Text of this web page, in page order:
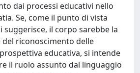
dai processi educativi nello
Se, come il punto di vista
il corpo sarebbe la
del riconoscimento delle
educativa, si intende
il ruolo assunto dal linguaggio